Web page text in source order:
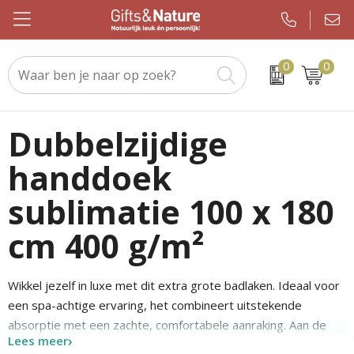
0 0
Beurs & evenement
Drinkwaren
Elektronica en gadgets
Eten & drinken
Kleding en caps
Outdoor en vrije tijd
Paraplu's
Custom made handdoeken als relatiegeschenk
Custom made sokken als relatiegeschenk
Custom made promotiematerialen op maat
WMF
JBL
Samsonite
Sony
Nespresso
Chupa Chups
Geslaagden en Examen
Brievenbuspakketten
Koningsdag
Pakketten voor elke gelegenheid
Pasen
Verjaardagen
Voetbal, EK en WK
Kerstsjaals
Kerstpakketten
Keuzekado
Kerstgadgets
Kerstverpakkingen
Kerstballen
Kerstknuffels
Dubbelzijdige
handdoek
sublimatie 100 x 180
cm 400 g/m²
Wikkel jezelf in luxe met dit extra grote badlaken. Ideaal voor
een spa-achtige ervaring, het combineert uitstekende
absorptie met een zachte, comfortabele aanraking. Aan de
ene kant 100% katoen terry voor ultiem comfort. Terwijl de
Lees meer